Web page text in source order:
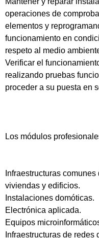
operaciones de
elementos y
funcionamiento en
respeto al medio
Verificar el
realizando pruebas
proceder a su puesta en
Los módulos
Infraestructuras
viviendas y edificios.
Instalaciones domóticas.
Electrónica aplicada.
Equipos
Infraestructuras de